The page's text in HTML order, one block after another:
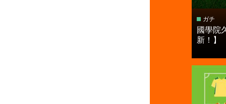
ガチ
國學院
新！】